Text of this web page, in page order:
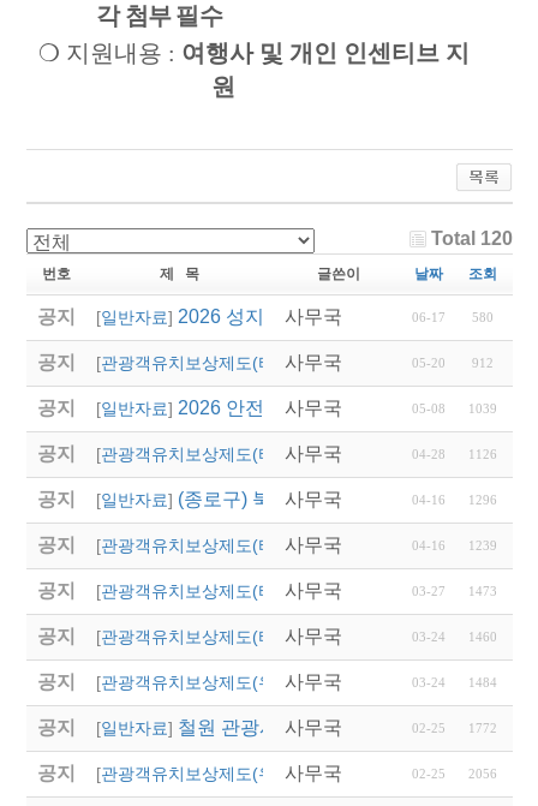
각 첨부 필수
❍ 지원내용 : 여행사 및 개인 인센티브 지
원
Total 120
번호 제 목 글쓴이 날짜 조회
공지 [일반자료] 2026 성지혜윰길 파트너 여행사 선정 모집
사무국 06-17 580
공지 [관광객유치보상제도(타 시,도)] 2026 경상남도 관광객
사무국 05-20 912
공지 [일반자료] 2026 안전여행상품선정 접수
사무국 05-08 1039
공지 [관광객유치보상제도(타 시,도)] 2026년 상반기 대전광
사무국 04-28 1126
공지 [일반자료] (종로구) 북촌 특별관리지역 전세버스 통
사무국 04-16 1296
공지 [관광객유치보상제도(타 시,도)] 2026년 달성군 파크골
사무국 04-16 1239
공지 [관광객유치보상제도(타 시,도)] 2026년 상반기 울산광
사무국 03-27 1473
공지 [관광객유치보상제도(타 시,도)] '2026 열린 여행상품 공
사무국 03-24 1460
공지 [관광객유치보상제도(우리지역)] 2026년 영주시 전담여
사무국 03-24 1484
공지 [일반자료] 철원 관광시설 임시 폐쇄 안내
사무국 02-25 1772
공지 [관광객유치보상제도(우리지역)] 2026 「버스타고 경북
사무국 02-25 2056